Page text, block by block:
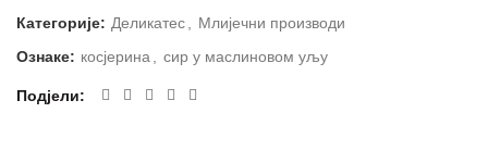
Категорије: Деликатес
Млијечни производи
Ознаке: косјерина сир у маслиновом уљу
Подјели